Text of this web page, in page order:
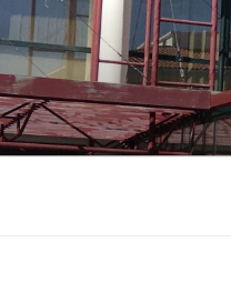
Saltar
para
conteúdo